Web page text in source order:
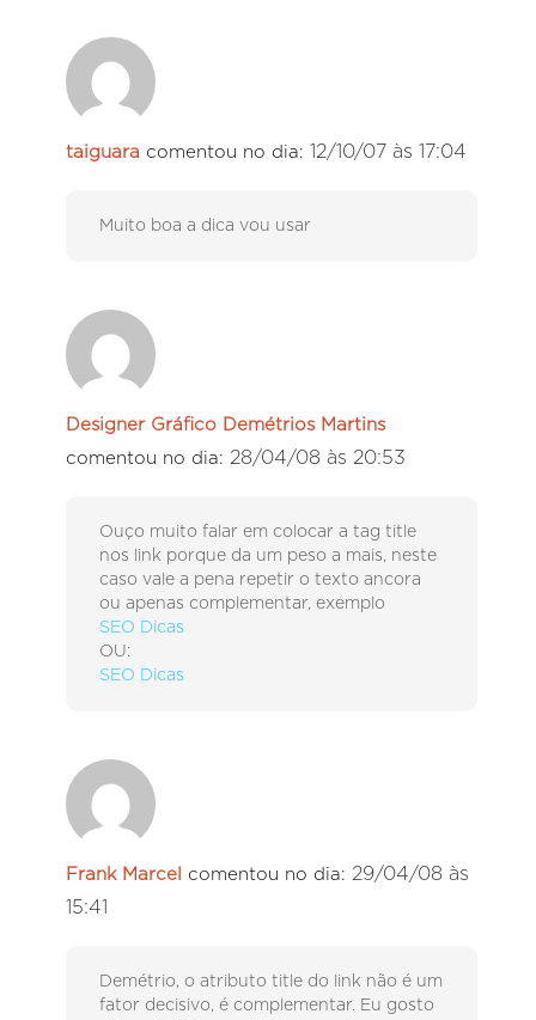
taiguara comentou no dia: 12/10/07 às 17:04
Muito boa a dica vou usar
Designer Gráfico Demétrios Martins
comentou no dia: 28/04/08 às 20:53
Ouço muito falar em colocar a tag title
nos link porque da um peso a mais, neste
caso vale a pena repetir o texto ancora
ou apenas complementar, exemplo
SEO Dicas
OU:
SEO Dicas
Frank Marcel comentou no dia: 29/04/08 às
15:41
Demétrio, o atributo title do link não é um
fator decisivo, é complementar. Eu gosto